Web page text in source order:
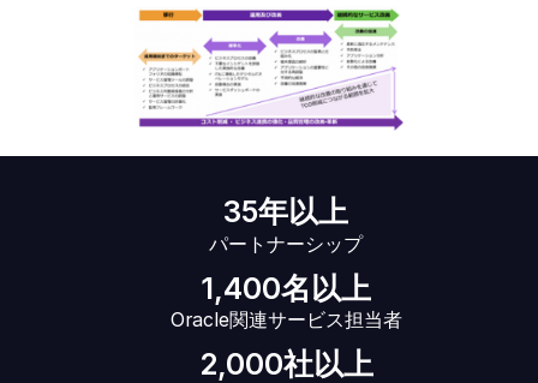
35年以上
パートナーシップ
1,400名以上
Oracle関連サービス担当者
2,000社以上